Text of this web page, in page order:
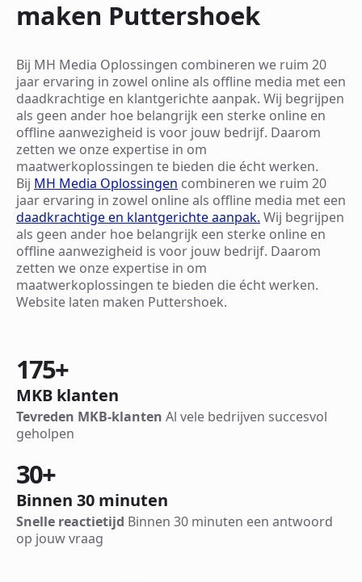
maken Puttershoek
Bij MH Media Oplossingen combineren we ruim 20
jaar ervaring in zowel online als offline media met een
daadkrachtige en klantgerichte aanpak. Wij begrijpen
als geen ander hoe belangrijk een sterke online en
offline aanwezigheid is voor jouw bedrijf. Daarom
zetten we onze expertise in om
maatwerkoplossingen te bieden die écht werken.
Bij MH Media Oplossingen combineren we ruim 20
jaar ervaring in zowel online als offline media met een
daadkrachtige en klantgerichte aanpak. Wij begrijpen
als geen ander hoe belangrijk een sterke online en
offline aanwezigheid is voor jouw bedrijf. Daarom
zetten we onze expertise in om
maatwerkoplossingen te bieden die écht werken.
Website laten maken Puttershoek.
175+
MKB klanten
Tevreden MKB-klanten Al vele bedrijven succesvol
geholpen
30+
Binnen 30 minuten
Snelle reactietijd Binnen 30 minuten een antwoord
op jouw vraag